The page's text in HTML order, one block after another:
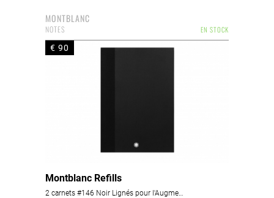
MONTBLANC
EN STOCK
NOTES
€ 90
Montblanc Refills
2 carnets #146 Noir Lignés pour l'Augmented Paper